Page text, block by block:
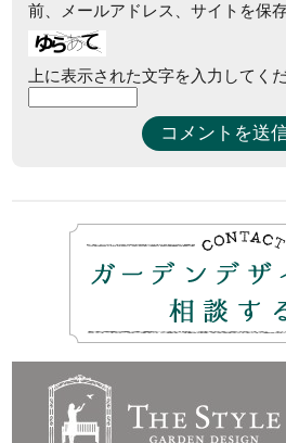
前、メールアドレス、サイトを保存
上に表示された文字を入力してくだ